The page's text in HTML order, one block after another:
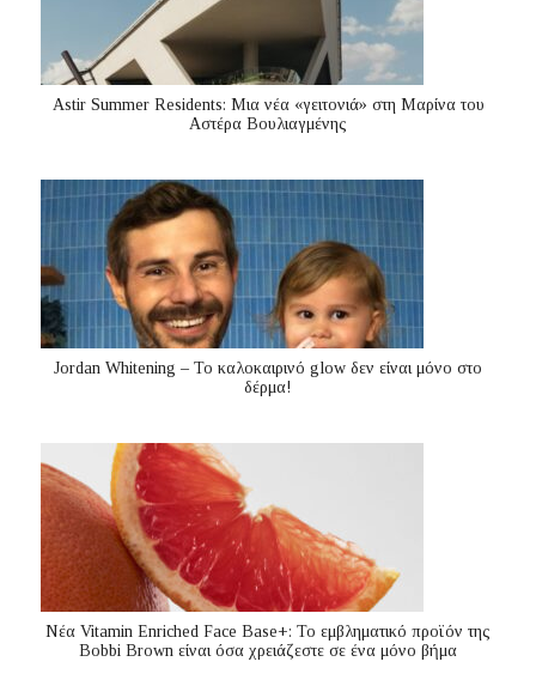
Astir Summer Residents: Μια νέα «γειτονιά» στη Μαρίνα του
Αστέρα Βουλιαγμένης
Jordan Whitening – Το καλοκαιρινό glow δεν είναι μόνο στο
δέρμα!
Nέα Vitamin Enriched Face Base+: Το εμβληματικό προϊόν της
Bobbi Brown είναι όσα χρειάζεστε σε ένα μόνο βήμα